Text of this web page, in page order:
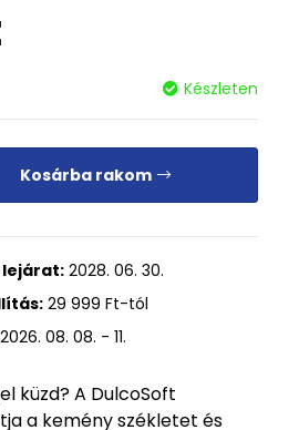
Készleten
Kosárba rakom
lejárat:2028. 06. 30.
29 999 Ft-tól
2026. 08. 08. - 11.
küzd? A DulcoSoft
a kemény székletet és